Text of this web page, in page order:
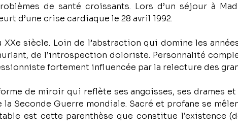
de santé croissants. Lors d’un séjour à
d’une crise cardiaque le 28 avril 1992.
siècle. Loin de l’abstraction qui domine les
de l’introspection doloriste. Personnalité
de miroir qui reflète ses angoisses, ses drames et
Seconde Guerre mondiale. Sacré et profane se
est cette parenthèse que constitue l’existence